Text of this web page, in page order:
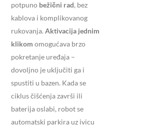
potpuno bežični rad, bez
kablova i komplikovanog
rukovanja. Aktivacija jednim
klikom omogućava brzo
pokretanje uređaja –
dovoljno je uključiti ga i
spustiti u bazen. Kada se
ciklus čišćenja završi ili
baterija oslabi, robot se
automatski parkira uz ivicu